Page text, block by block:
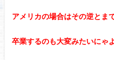
アメリカの場合はその逆とま
卒業するのも大変みたいにゃよ